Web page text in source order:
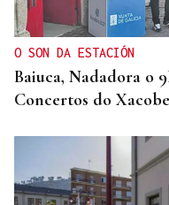
O SON DA ESTACIÓN
Baiuca, Nadadora o
Concertos do